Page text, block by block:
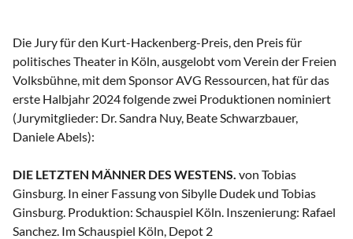
Die Jury für den Kurt-Hackenberg-Preis, den Preis für
politisches Theater in Köln, ausgelobt vom Verein der Freien
Volksbühne, mit dem Sponsor AVG Ressourcen, hat für das
erste Halbjahr 2024 folgende zwei Produktionen nominiert
(Jurymitglieder: Dr. Sandra Nuy, Beate Schwarzbauer,
Daniele Abels):
DIE LETZTEN MÄNNER DES WESTENS. von Tobias
Ginsburg. In einer Fassung von Sibylle Dudek und Tobias
Ginsburg. Produktion: Schauspiel Köln. Inszenierung: Rafael
Sanchez. Im Schauspiel Köln, Depot 2